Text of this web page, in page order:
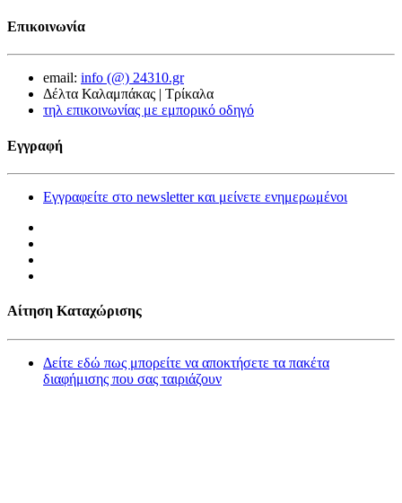
Επικοινωνία
email: info (@) 24310.gr
Δέλτα Καλαμπάκας | Τρίκαλα
τηλ επικοινωνίας με εμπορικό οδηγό
Εγγραφή
Εγγραφείτε στο newsletter και μείνετε ενημερωμένοι
Αίτηση Καταχώρισης
Δείτε εδώ πως μπορείτε να αποκτήσετε τα πακέτα
διαφήμισης που σας ταιριάζουν